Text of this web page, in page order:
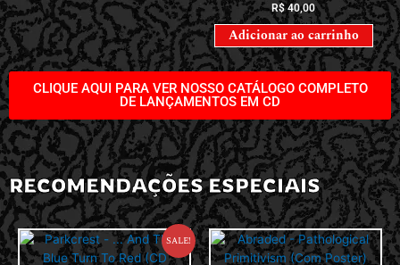
R$40,00
Adicionar ao carrinho
CLIQUE AQUI PARA VER NOSSO CATÁLOGO COMPLETO
DE LANÇAMENTOS EM CD
RECOMENDAÇÕES ESPECIAIS
Sale!